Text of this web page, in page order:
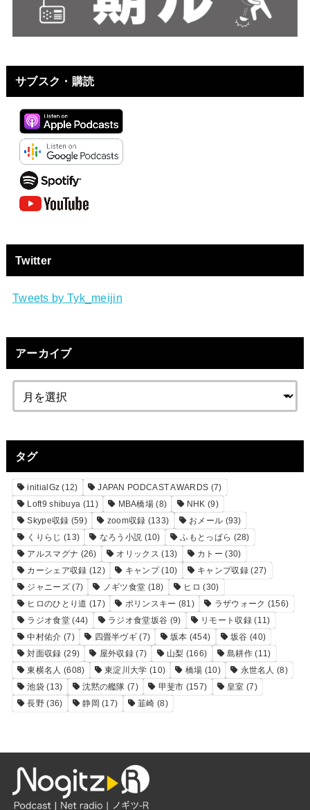
サブスク・購読
Twitter
Tweets by Tyk_meijin
アーカイブ
タグ
initialGz (12) JAPAN PODCAST AWARDS (7)
Loft9 shibuya (11) MBA橋場 (8) NHK (9)
Skype収録 (59) zoom収録 (133) おメール (93)
くりらじ (13) なろう小説 (10) ふもとっぱら (28)
アルスマグナ (26) オリックス (13) カトー (30)
カーシェア収録 (12) キャンプ(10) キャンプ収録(27)
ジャニーズ(7) ノギツ食堂 (18) ヒロ (30)
ヒロのひとり道 (17) ポリンスキー (81) ラザウォーク (156)
ラジオ食堂(44) ラジオ食堂坂谷 (9) リモート収録(11)
中村佑介 (7) 四畳半ヴギ (7) 坂本 (454) 坂谷 (40)
対面収録 (29) 屋外収録 (7) 山梨 (166) 島耕作(11)
東横名人 (608) 東淀川大学 (10) 橋場 (10) 永世名人 (8)
池袋 (13) 沈黙の艦隊 (7) 甲斐市 (157) 皇室 (7)
長野 (36) 静岡 (17) 韮崎 (8)